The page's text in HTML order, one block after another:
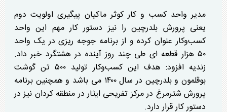
مدیر واحد کسب و کار کوثر ماکیان پیگیری اولویت دوم
یعنی پرورش بلدرچین را نیز دستور کار مهم این واحد
کسب‌وکار عنوان کرده و از برنامه جوجه ریزی در یک واحد
۵۰ هزار قطعه ای طی چند روز آینده در هشتگرد خبر داد.
زندیه افزود: هدف این کسب‌وکار تولید ۵۰۰ تن گوشت
بوقلمون و بلدرچین در سال ۱۴۰۰ می باشد و همچنین برنامه
پرورش شترمرغ در مرکز تفریحی ایثار در منطقه کردان نیز در
دستور کار قرار دارد.